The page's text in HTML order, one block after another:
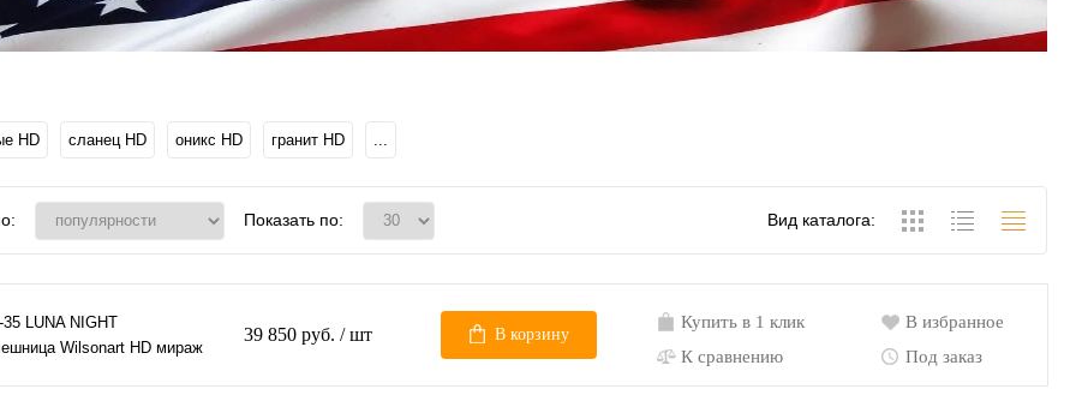
HD сланец HD оникс HD гранит HD ...
Показать по: Вид каталога:
35 LUNA NIGHT
Wilsonart HD мираж
39 850 руб. / шт В корзину
Купить в 1 клик
К сравнению
В избранное
Под заказ